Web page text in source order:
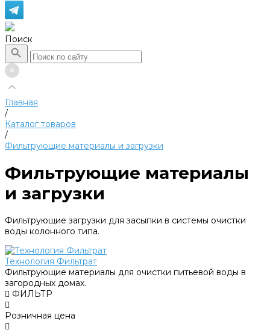
Поиск
Главная
/
Каталог товаров
/
Фильтрующие материалы и загрузки
Фильтрующие материалы
и загрузки
Фильтрующие загрузки для засыпки в системы очистки
воды колонного типа.
Технология Фильтрат
Фильтрующие материалы для очистки питьевой воды в
загородных домах.
ФИЛЬТР
Розничная цена